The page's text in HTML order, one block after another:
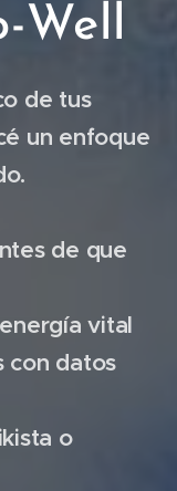
Well
de tus
un enfoque
de que
vital
con datos
o